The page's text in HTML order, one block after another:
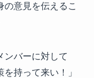
意⾒を伝えるこ
ンバーに対して
持って来い！」